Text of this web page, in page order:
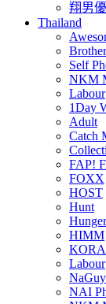
翔男優
Thailand
Self
NKM
Labour
1Day
Adult
Catch
FAP!
FOXX
HOST
Hunt
Hunger
HIMM
KORA
Labour
NaGuy
NAI